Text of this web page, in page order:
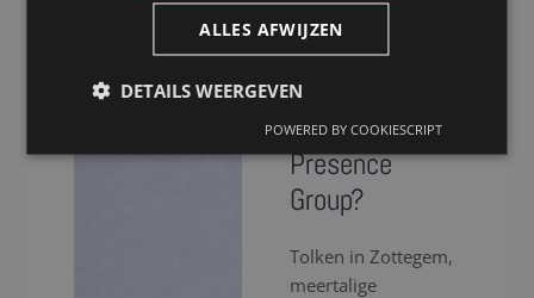
Waarom kiezen
voor een tolk
in Zottegem
via The
Presence
Group?
Tolken in Zottegem,
meertalige
ALLES AFWIJZEN
DETAILS WEERGEVEN
POWERED BY COOKIESCRIPT